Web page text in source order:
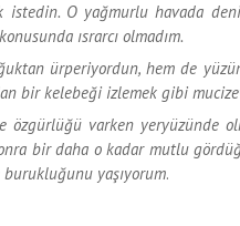
istedin. O yağmurlu havada
ısrarcı olmadım.
ürperiyordun, hem de
bir kelebeği izlemek gibi
özgürlüğü varken yeryüzünde
bir daha o kadar mutlu
yaşıyorum.